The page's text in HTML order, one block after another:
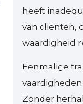
heeft
van cliënten,
waardigheid
Eenmalige
Zonder